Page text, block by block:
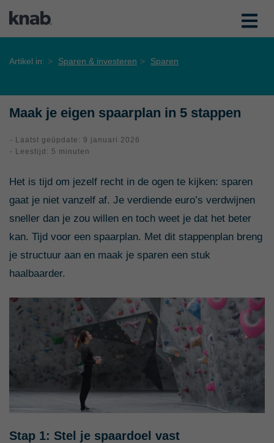
Artikel in: Sparen & investeren Sparen
Maak je eigen spaarplan in 5 stappen
- Laatst geüpdate: 9 januari 2026
- Leestijd: 5 minuten
Het is tijd om jezelf recht in de ogen te kijken: sparen
gaat je niet vanzelf af. Je verdiende euro’s verdwijnen
sneller dan je zou willen en toch weet je dat het beter
kan. Tijd voor een spaarplan. Met dit stappenplan breng
je structuur aan en maak je sparen een stuk
haalbaarder.
Stap 1: Stel je spaardoel vast